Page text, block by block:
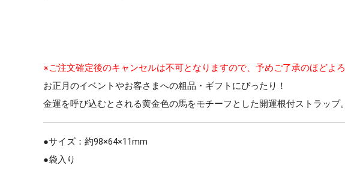
※ご注文確定後のキャンセルは不可となりますので、予めご了承のほどよ
お正月のイベントやお客さまへの粗品・ギフトにぴったり！
金運を呼び込むとされる黄金色の馬をモチーフとした開運根付ストラップ。
●サイズ：約98×64×11mm
●袋入り